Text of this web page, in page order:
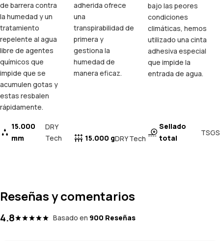
de barrera contra
la humedad y un
tratamiento
repelente al agua
libre de agentes
químicos que
impide que se
acumulen gotas y
estas resbalen
rápidamente.
15.000
mm
DRY
Tech
adherida ofrece
una
transpirabilidad de
primera y
gestiona la
humedad de
manera eficaz.
15.000 gDRY Tech
bajo las peores
condiciones
climáticas, hemos
utilizado una cinta
adhesiva especial
que impide la
entrada de agua.
Sellado
total
TSGS
Reseñas y comentarios
4.8 Basado en 900 Reseñas